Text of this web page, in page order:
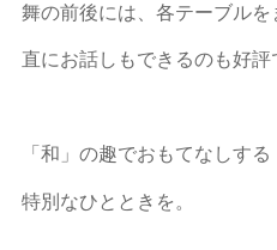
舞の前後には、各テーブル
直にお話しもできるのも好評
「和」の趣でおもてなしする
特別なひとときを。